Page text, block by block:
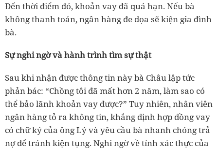
Đến thời điểm đó, khoản vay đã quá hạn. Nếu bà
không thanh toán, ngân hàng đe dọa sẽ kiện gia đình
bà.
Sự nghi ngờ và hành trình tìm sự thật
Sau khi nhận được thông tin này bà Châu lập tức
phản bác: “Chồng tôi đã mất hơn 2 năm, làm sao có
thể bảo lãnh khoản vay được?” Tuy nhiên, nhân viên
ngân hàng tỏ ra không tin, khẳng định hợp đồng vay
có chữ ký của ông Lý và yêu cầu bà nhanh chóng trả
nợ để tránh kiện tụng. Nghi ngờ về tính xác thực của